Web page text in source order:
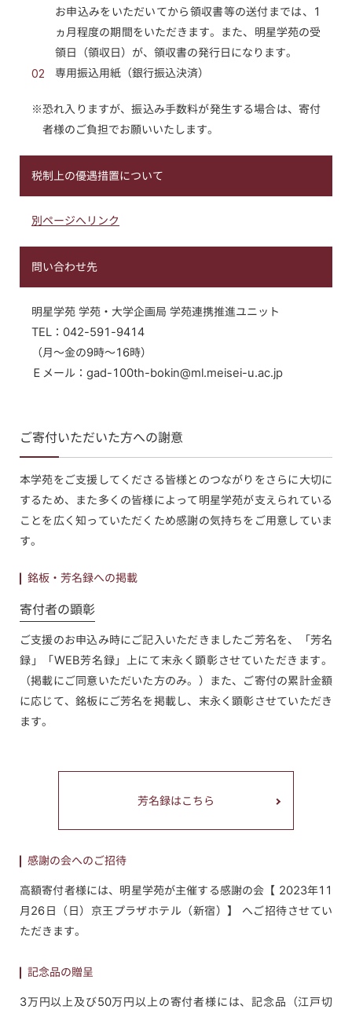
お申込みをいただいてから領収書等の送付までは、1
ヵ月程度の期間をいただきます。また、明星学苑の受
領日（領収日）が、領収書の発行日になります。
02 専用振込用紙（銀行振込決済）
※恐れ入りますが、振込み手数料が発生する場合は、寄付
者様のご負担でお願いいたします。
税制上の優遇措置について
別ページへリンク
問い合わせ先
明星学苑 学苑・大学企画局 学苑連携推進ユニット
TEL： 042-591-9414
（月～金の9時～16時）
Ｅメール： gad-100th-bokin@ml.meisei-u.ac.jp
ご寄付いただいた方への謝意
本学苑をご支援してくださる皆様とのつながりをさらに大切に
するため、また多くの皆様によって明星学苑が支えられている
ことを広く知っていただくため感謝の気持ちをご用意していま
す。
銘板・芳名録への掲載
寄付者の顕彰
ご支援のお申込み時にご記入いただきましたご芳名を、「芳名
録」「WEB芳名録」上にて末永く顕彰させていただきます。
（掲載にご同意いただいた方のみ。）また、ご寄付の累計金額
に応じて、銘板にご芳名を掲載し、末永く顕彰させていただき
ます。
芳名録はこちら
感謝の会へのご招待
高額寄付者様には、明星学苑が主催する感謝の会【 2023年11
月26日（日）京王プラザホテル（新宿）】 へご招待させてい
ただきます。
記念品の贈呈
3万円以上及び50万円以上の寄付者様には、記念品（江戸切